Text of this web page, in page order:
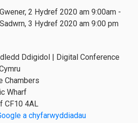
2 Hydref 2020 am 9:00am -
3 Hydref 2020 am 9:00 pm
Ddigidol | Digital Conference
Chambers
Wharf
CF10 4AL
a chyfarwyddiadau